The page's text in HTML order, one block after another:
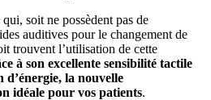
soit ne possèdent pas de
auditives pour le changement de
trouvent l’utilisation de cette
à son excellente sensibilité tactile
d’énergie, la nouvelle
idéale pour vos patients.